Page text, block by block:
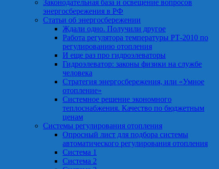
Законодательная база и освещение вопросов
энергосбережения в РФ
Статьи об энергосбережении
Ждали одно. Получили другое
Работа регулятора температуры РТ-2010 по
регулированию отопления
И еще раз про гидроэлеваторы
Гидроэлеватор: законы физики на службе
человека
Стратегия энергосбережения, или «Умное
отопление»
Системное решение экономного
теплоснабжения. Качество по бюджетным
ценам
Системы регулирования отопления
Опросный лист для подбора системы
автоматического регулирования отопления
Система 1
Система 2